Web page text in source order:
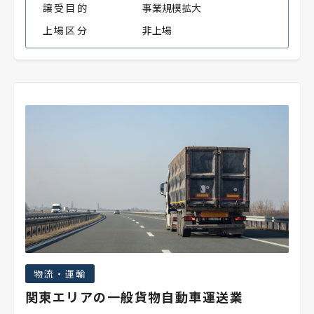
譲受目的
事業規模拡大
上場区分
非上場
物流・運輸
関東エリアの一般貨物自動車運送業